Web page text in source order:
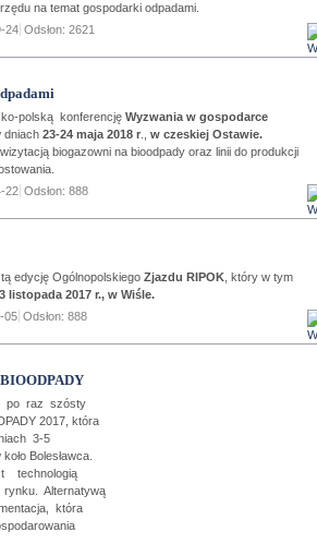
na temat gospodarki odpadami.
24 Odsłon: 2621
polską konferencjęWyzwania w gospodarce
dniach23-24 maja 2018 r .,w czeskiej Ostawie.
biogazowni na bioodpady oraz linii do produkcji
22 Odsłon: 888
edycję OgólnopolskiegoZjazdu RIPOK , który w tym
listopada 2017 r., w Wiśle.
05 Odsłon: 888
po raz szósty
2017, która
3-5
Bolesławca.
technologią
Alternatywą
która